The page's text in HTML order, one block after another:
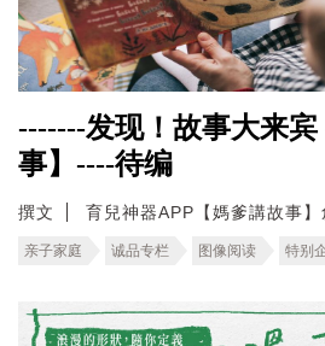
-------发现！故事大来
事】----待编
撰文 育兒神器APP【媽爹講故事
亲子家庭 诚品专栏 图像阅读 特别